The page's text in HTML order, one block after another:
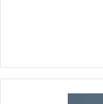
التهاب ومن ثم
وجود علاقة